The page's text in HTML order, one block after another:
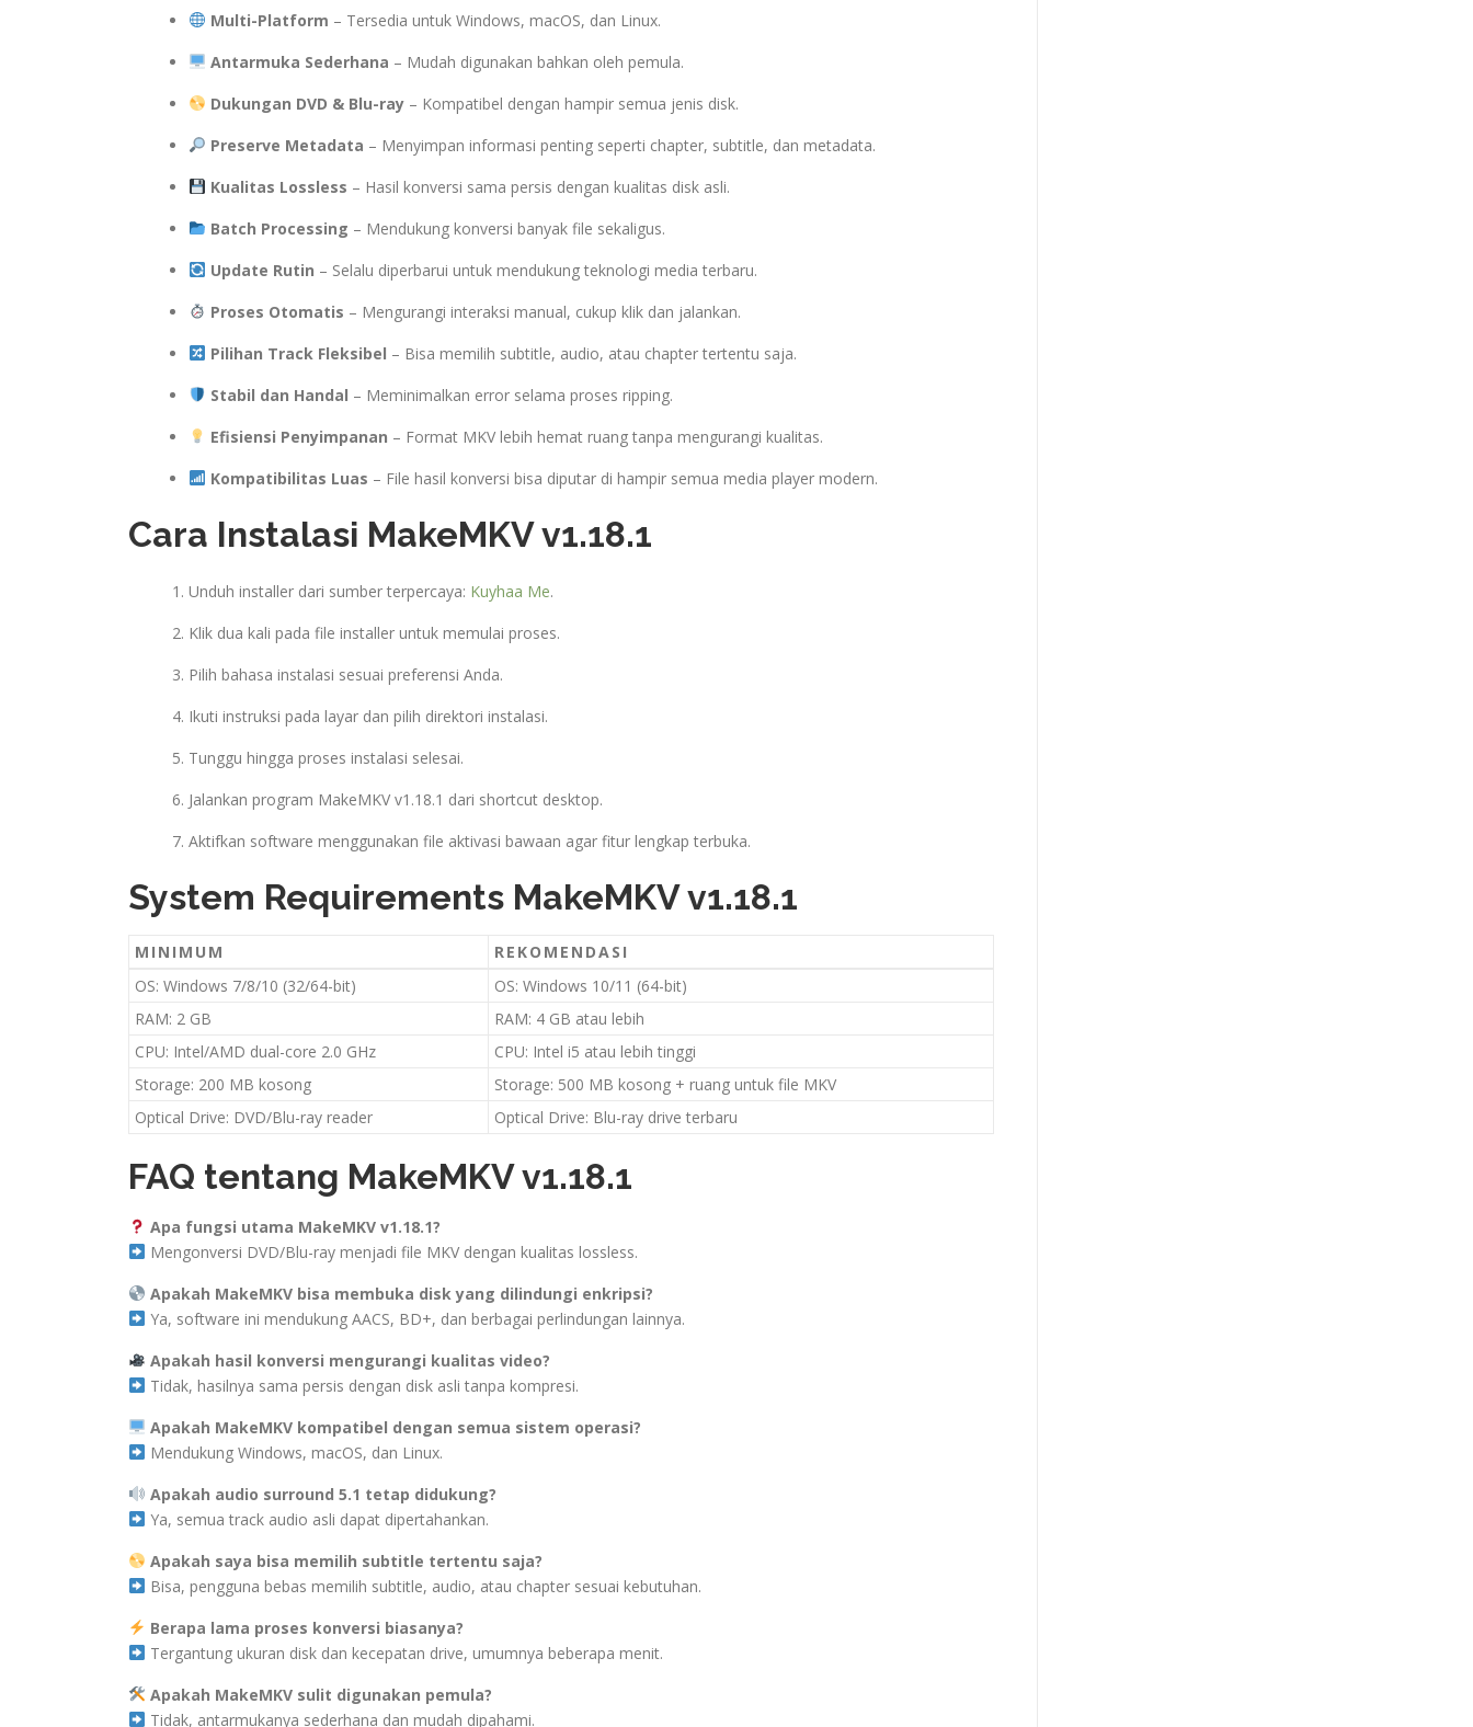
Multi-Platform – Tersedia untuk Windows, macOS, dan Linux.
Antarmuka Sederhana – Mudah digunakan bahkan oleh pemula.
Dukungan DVD & Blu-ray– Kompatibel dengan hampir semua jenis disk.
Preserve Metadata – Menyimpan informasi penting seperti chapter, subtitle, dan metadata.
Kualitas Lossless – Hasil konversi sama persis dengan kualitas disk asli.
Batch Processing – Mendukung konversi banyak file sekaligus.
Update Rutin – Selalu diperbarui untuk mendukung teknologi media terbaru.
Proses Otomatis – Mengurangi interaksi manual, cukup klik dan jalankan.
Pilihan Track Fleksibel – Bisa memilih subtitle, audio, atau chapter tertentu saja.
Stabil dan Handal – Meminimalkan error selama proses ripping.
Efisiensi Penyimpanan – Format MKV lebih hemat ruang tanpa mengurangi kualitas.
Kompatibilitas Luas – File hasil konversi bisa diputar di hampir semua media player modern.
Cara Instalasi MakeMKV v1.18.1
Unduh installer dari sumber terpercaya: Kuyhaa Me.
Klik dua kali pada file installer untuk memulai proses.
Pilih bahasa instalasi sesuai preferensi Anda.
Ikuti instruksi pada layar dan pilih direktori instalasi.
Tunggu hingga proses instalasi selesai.
Jalankan program MakeMKV v1.18.1 dari shortcut desktop.
Aktifkan software menggunakan file aktivasi bawaan agar fitur lengkap terbuka.
System Requirements MakeMKV v1.18.1
MINIMUM
REKOMENDASI
OS: Windows 7/8/10 (32/64-bit)
OS: Windows 10/11 (64-bit)
RAM: 2 GB
RAM: 4 GB atau lebih
CPU: Intel/AMD dual-core 2.0 GHz
CPU: Intel i5 atau lebih tinggi
Storage: 200 MB kosong
Storage: 500 MB kosong + ruang untuk file MKV
Optical Drive: DVD/Blu-ray reader
Optical Drive: Blu-ray drive terbaru
FAQ tentang MakeMKV v1.18.1
Apa fungsi utama MakeMKV v1.18.1?
Mengonversi DVD/Blu-ray menjadi file MKV dengan kualitas lossless.
Apakah MakeMKV bisa membuka disk yang dilindungi enkripsi?
Ya, software ini mendukung AACS, BD+, dan berbagai perlindungan lainnya.
Apakah hasil konversi mengurangi kualitas video?
Tidak, hasilnya sama persis dengan disk asli tanpa kompresi.
Apakah MakeMKV kompatibel dengan semua sistem operasi?
Mendukung Windows, macOS, dan Linux.
Apakah audio surround 5.1 tetap didukung?
Ya, semua track audio asli dapat dipertahankan.
Apakah saya bisa memilih subtitle tertentu saja?
Bisa, pengguna bebas memilih subtitle, audio, atau chapter sesuai kebutuhan.
Berapa lama proses konversi biasanya?
Tergantung ukuran disk dan kecepatan drive, umumnya beberapa menit.
Apakah MakeMKV sulit digunakan pemula?
Tidak, antarmukanya sederhana dan mudah dipahami.